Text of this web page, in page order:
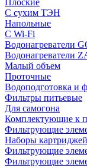
С сухим ТЭН
Напольные
С Wi-Fi
Водонагреватели
Водонагреватели
Малый объем
Проточные
Водоподготовка и
Фильтры питьевые
Для самогона
Комплектующие к
Фильтрующие
Наборы картриджей
Фильтрующие
Фильтрующие